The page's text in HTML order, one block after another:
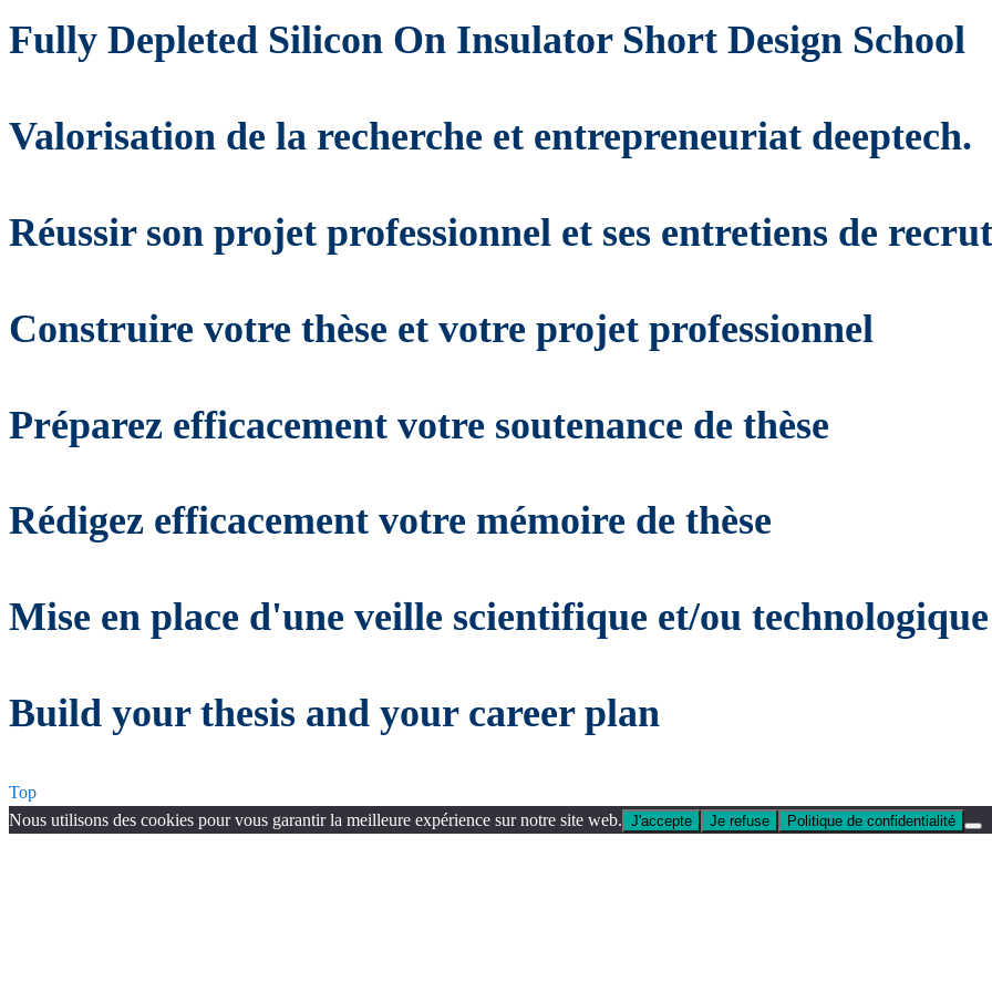
Fully Depleted Silicon On Insulator Short Design School
Valorisation de la recherche et entrepreneuriat deeptech.
Réussir son projet professionnel et ses entretiens de
Construire votre thèse et votre projet professionnel
Préparez efficacement votre soutenance de thèse
Rédigez efficacement votre mémoire de thèse
Mise en place d'une veille scientifique et/ou technologique
Build your thesis and your career plan
Top
Nous utilisons des cookies pour vous garantir la meilleure expérience sur notre site web. J'accepte Je refuse Politique de confidentialité